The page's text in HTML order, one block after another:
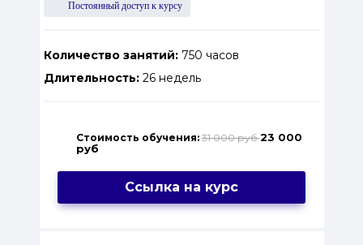
Постоянный доступ к курсу
Количество занятий:750 часов
Длительность:26 недель
Стоимость обучения: 31 000 руб23 000
руб
Ссылка на курс